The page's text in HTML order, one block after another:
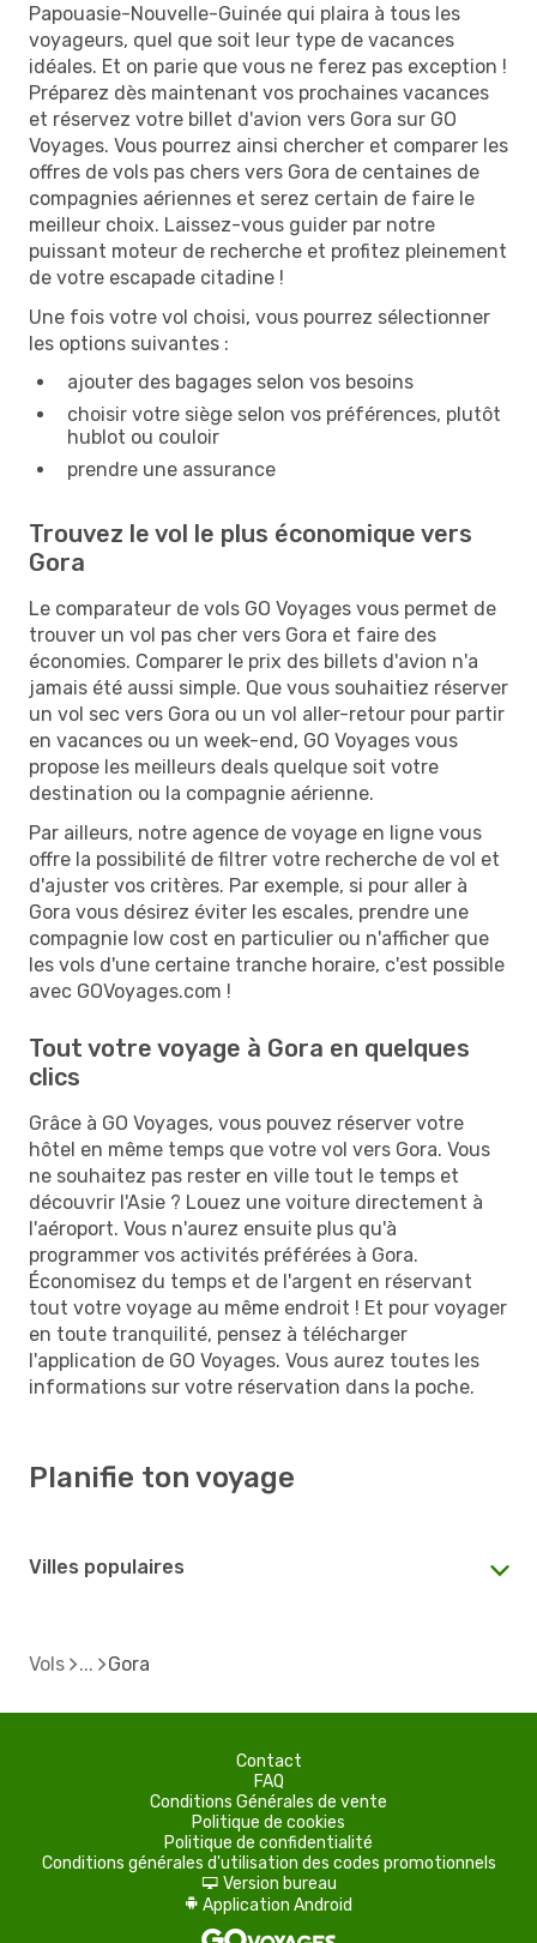
Papouasie-Nouvelle-Guinée qui plaira à tous les
voyageurs, quel que soit leur type de vacances
idéales. Et on parie que vous ne ferez pas exception !
Préparez dès maintenant vos prochaines vacances
et réservez votre billet d'avion vers Gora sur GO
Voyages. Vous pourrez ainsi chercher et comparer les
offres de vols pas chers vers Gora de centaines de
compagnies aériennes et serez certain de faire le
meilleur choix. Laissez-vous guider par notre
puissant moteur de recherche et profitez pleinement
de votre escapade citadine !
Une fois votre vol choisi, vous pourrez sélectionner
les options suivantes :
ajouter des bagages selon vos besoins
choisir votre siège selon vos préférences, plutôt
hublot ou couloir
prendre une assurance
Trouvez le vol le plus économique vers
Gora
Le comparateur de vols GO Voyages vous permet de
trouver un vol pas cher vers Gora et faire des
économies. Comparer le prix des billets d'avion n'a
jamais été aussi simple. Que vous souhaitiez réserver
un vol sec vers Gora ou un vol aller-retour pour partir
en vacances ou un week-end, GO Voyages vous
propose les meilleurs deals quelque soit votre
destination ou la compagnie aérienne.
Par ailleurs, notre agence de voyage en ligne vous
offre la possibilité de filtrer votre recherche de vol et
d'ajuster vos critères. Par exemple, si pour aller à
Gora vous désirez éviter les escales, prendre une
compagnie low cost en particulier ou n'afficher que
les vols d'une certaine tranche horaire, c'est possible
avec GOVoyages.com !
Tout votre voyage à Gora en quelques
clics
Grâce à GO Voyages, vous pouvez réserver votre
hôtel en même temps que votre vol vers Gora. Vous
ne souhaitez pas rester en ville tout le temps et
découvrir l'Asie ? Louez une voiture directement à
l'aéroport. Vous n'aurez ensuite plus qu'à
programmer vos activités préférées à Gora.
Économisez du temps et de l'argent en réservant
tout votre voyage au même endroit ! Et pour voyager
en toute tranquilité, pensez à télécharger
l'application de GO Voyages. Vous aurez toutes les
informations sur votre réservation dans la poche.
Planifie ton voyage
Villes populaires
Vols Gora
Contact
FAQ
Conditions Générales de vente
Politique de cookies
Politique de confidentialité
Conditions générales d'utilisation des codes promotionnels
d Version bureau
A Application Android